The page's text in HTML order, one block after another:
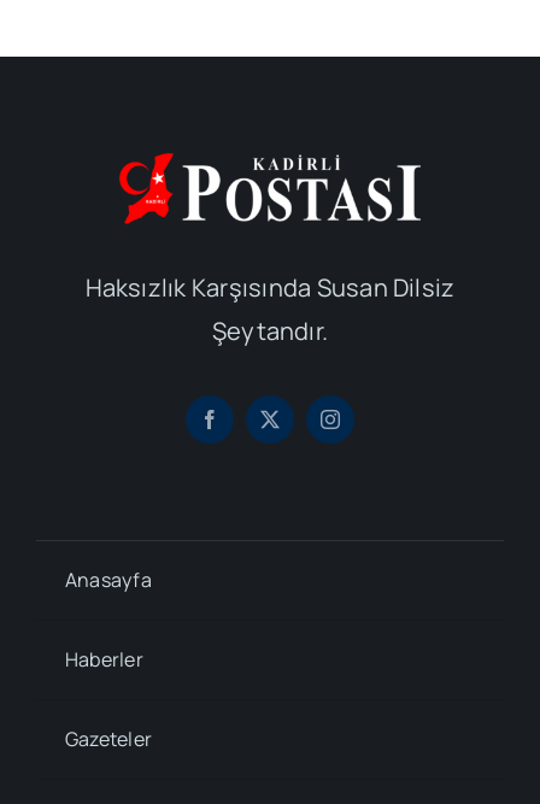
Haksızlık Karşısında Susan Dilsiz
Şeytandır.
Anasayfa
Haberler
Gazeteler